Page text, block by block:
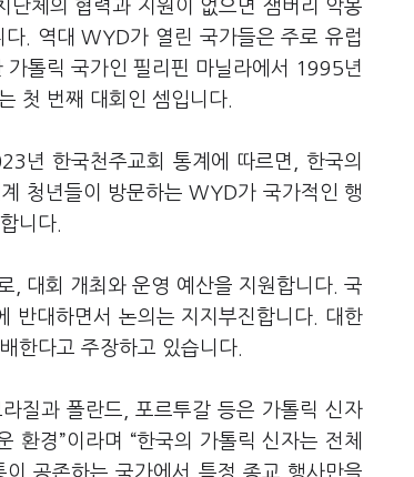
단체의 협력과 지원이 없으면 잼버리 악몽
. 역대 WYD가 열린 국가들은 주로 유럽
가톨릭 국가인 필리핀 마닐라에서 1995년
첫 번째 대회인 셈입니다.
년 한국천주교회 통계에 따르면, 한국의
청년들이 방문하는 WYD가 국가적인 행
니다.
, 대회 개최와 운영 예산을 지원합니다. 국
반대하면서 논의는 지지부진합니다. 대한
한다고 주장하고 있습니다.
질과 폴란드, 포르투갈 등은 가톨릭 신자
경”이라며 “한국의 가톨릭 신자는 전체
공존하는 국가에서 특정 종교 행사만을